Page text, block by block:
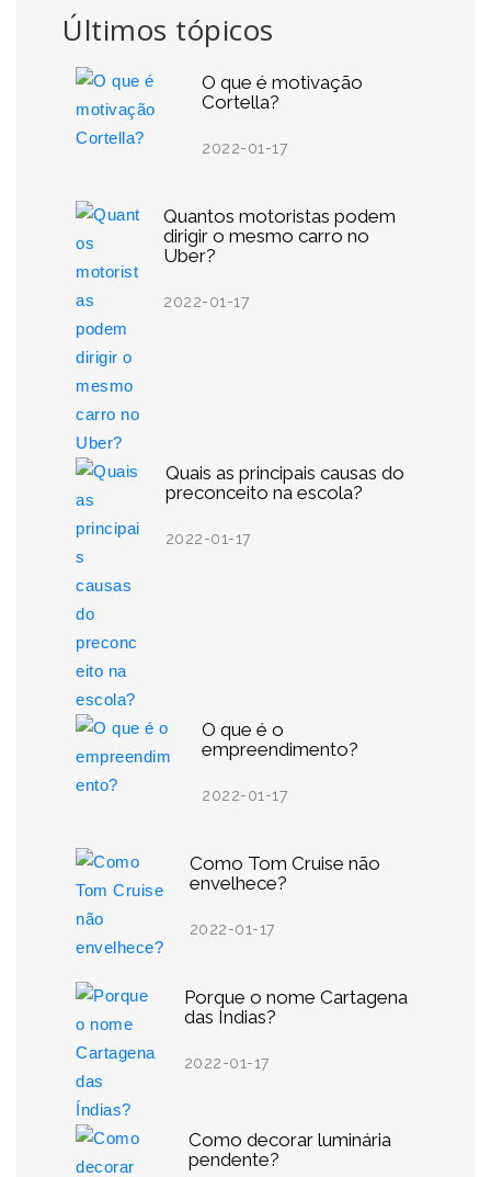
Últimos tópicos
O que é motivação
Cortella?
2022-01-17
Quantos motoristas podem
dirigir o mesmo carro no
Uber?
2022-01-17
Quais as principais causas do
preconceito na escola?
2022-01-17
O que é o
empreendimento?
2022-01-17
Como Tom Cruise não
envelhece?
2022-01-17
Porque o nome Cartagena
das Índias?
2022-01-17
Como decorar luminária
pendente?